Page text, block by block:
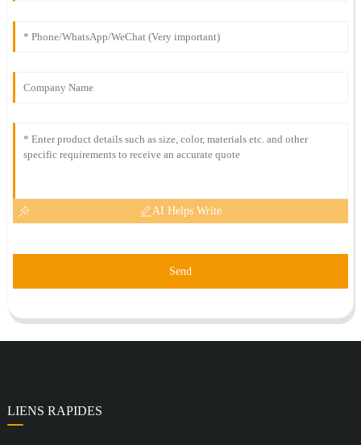
AI Helps Write
Send
LIENS RAPIDES